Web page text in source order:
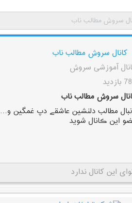
سروش مطالب ناب
کانال سروش مطالب ناب
آموزشی سروش
سروش مطالب ناب
مطالب دلنشین عاشقے دپ غمگین و…
این ڪانال شوید
این کانال ندارد